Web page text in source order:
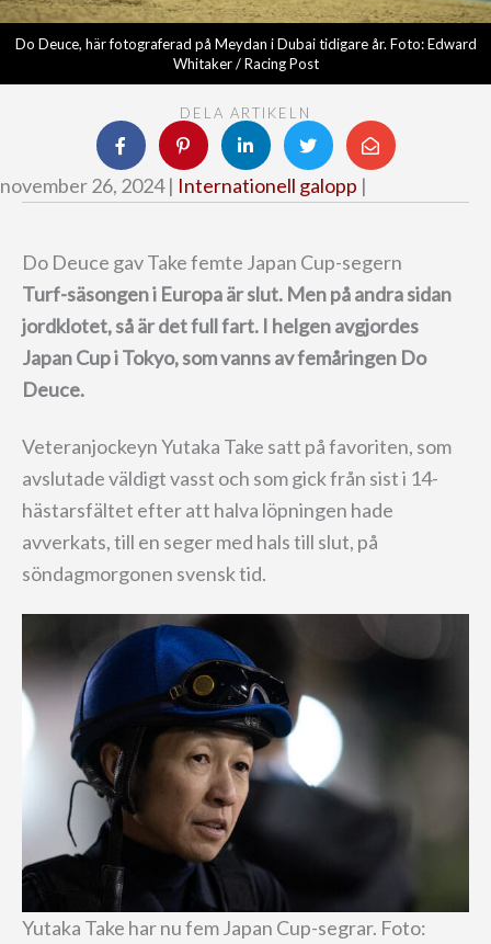
Do Deuce, här fotograferad på Meydan i Dubai tidigare år. Foto: Edward
Whitaker / Racing Post
DELA ARTIKELN
november 26, 2024 | Internationell galopp |
Do Deuce gav Take femte Japan Cup-segern
Turf-säsongen i Europa är slut. Men på andra sidan
jordklotet, så är det full fart. I helgen avgjordes
Japan Cup i Tokyo, som vanns av femåringen Do
Deuce.
Veteranjockeyn Yutaka Take satt på favoriten, som
avslutade väldigt vasst och som gick från sist i 14-
hästarsfältet efter att halva löpningen hade
avverkats, till en seger med hals till slut, på
söndagmorgonen svensk tid.
Yutaka Take har nu fem Japan Cup-segrar. Foto: